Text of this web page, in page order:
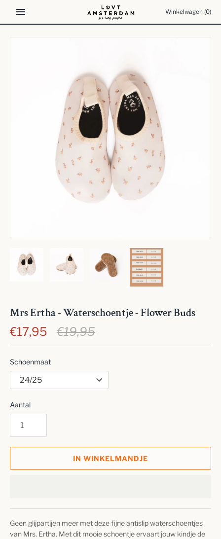
de
Winkelwagen (0)
Mrs Ertha - Waterschoentje - Flower Buds
€17,95
€19,95
Schoenmaat
Aantal
IN WINKELMANDJE
Geen glijpartijen meer met deze fijne antislip waterschoentjes
van Mrs. Ertha. Met dit mooie schoentje ervaart jouw kindje de